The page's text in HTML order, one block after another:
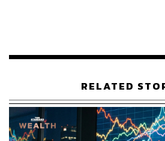
การออกตราสารหนี้ ESG ใหม่ในส
เท่า
RELATED